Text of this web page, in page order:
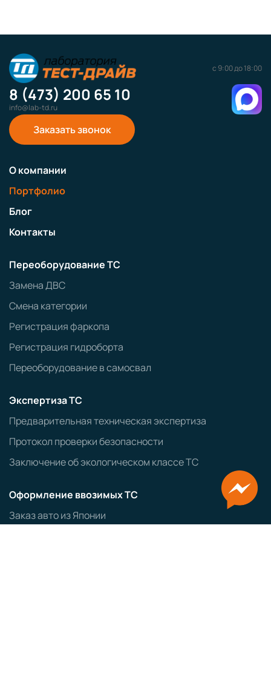
с 9:00 до 18:00
8 (473) 200 65 10
info@lab-td.ru
Заказать звонок
О компании
Портфолио
Блог
Контакты
Переоборудование ТС
Замена ДВС
Смена категории
Регистрация фаркопа
Регистрация гидроборта
Переоборудование в самосвал
Экспертиза ТС
Предварительная техническая экспертиза
Протокол проверки безопасности
Заключение об экологическом классе ТС
Оформление ввозимых ТС
Заказ авто из Японии